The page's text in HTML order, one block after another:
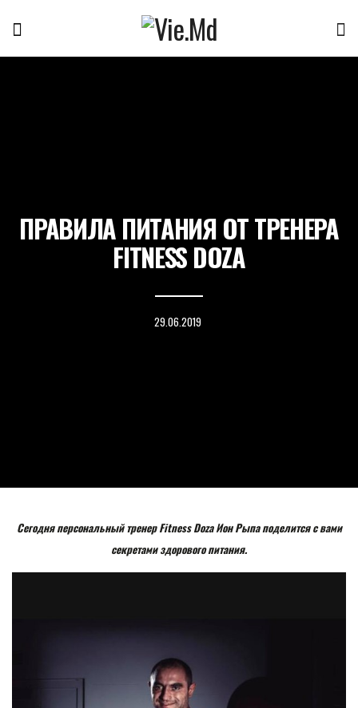
ПРАВИЛА ПИТАНИЯ ОТ ТРЕНЕРА
FITNESS DOZA
29.06.2019
Сегодня персональный тренер Fitness Doza Ион Рыпа поделится с вами
секретами здорового питания.